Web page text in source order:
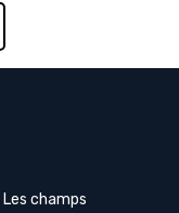
Les champs